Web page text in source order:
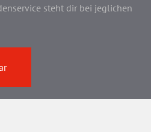
steht dir bei jeglichen